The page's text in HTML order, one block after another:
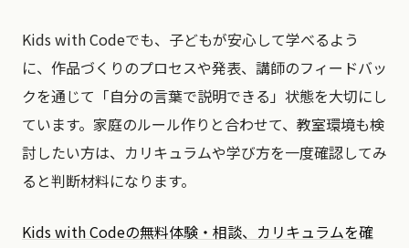
Kids with Codeでも、子どもが安心して学べるよう
に、作品づくりのプロセスや発表、講師のフィードバッ
クを通じて「自分の言葉で説明できる」状態を大切にし
ています。家庭のルール作りと合わせて、教室環境も検
討したい方は、カリキュラムや学び方を一度確認してみ
ると判断材料になります。
Kids with Codeの無料体験・相談、カリキュラムを確